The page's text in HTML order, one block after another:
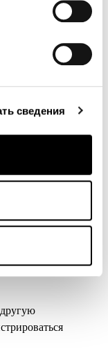
сведения
are
actual ones.